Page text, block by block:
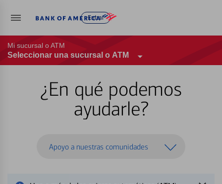
Entrar
Mi sucursal o ATM
Seleccionar una sucursal o ATM
¿En qué podemos
ayudarle?
Apoyo a nuestras comunidades